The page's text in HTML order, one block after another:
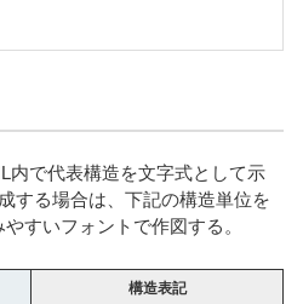
内で代表構造を文字式として示
する場合は、下記の構造単位を
すいフォントで作図する。
構造表記